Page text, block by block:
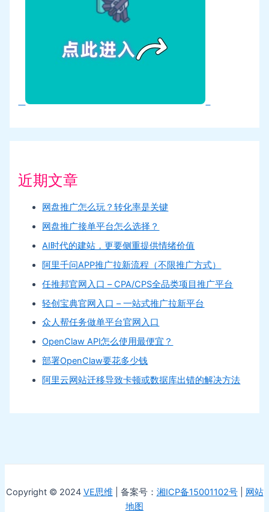
近期文章
网盘推广怎么玩？转化率是关键
网盘推广接单平台怎么选择？
AI时代的建站，更要侧重提供情绪价值
阿里千问APP推广拉新流程（不限推广方式）
任推邦官网入口 – CPA/CPS全品类项目推广平台
轻创宝典官网入口 – 一站式推广拉新平台
众人帮任务做单平台官网入口
OpenClaw API怎么使用最便宜？
部署OpenClaw要花多少钱
阿里云网站迁移导致卡顿或数据库出错的解决方法
Copyright © 2024 VE思维 | 备案号： 湘ICP备15001102号| 网站
地图